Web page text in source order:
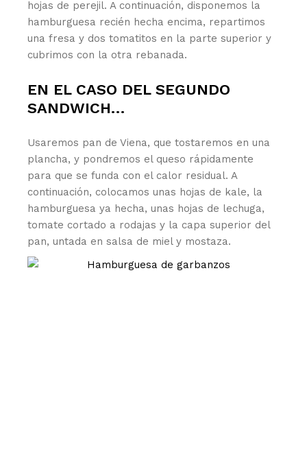
hojas de perejil. A continuación, disponemos la
hamburguesa recién hecha encima, repartimos
una fresa y dos tomatitos en la parte superior y
cubrimos con la otra rebanada.
EN EL CASO DEL SEGUNDO
SANDWICH…
Usaremos pan de Viena, que tostaremos en una
plancha, y pondremos el queso rápidamente
para que se funda con el calor residual. A
continuación, colocamos unas hojas de kale, la
hamburguesa ya hecha, unas hojas de lechuga,
tomate cortado a rodajas y la capa superior del
pan, untada en salsa de miel y mostaza.